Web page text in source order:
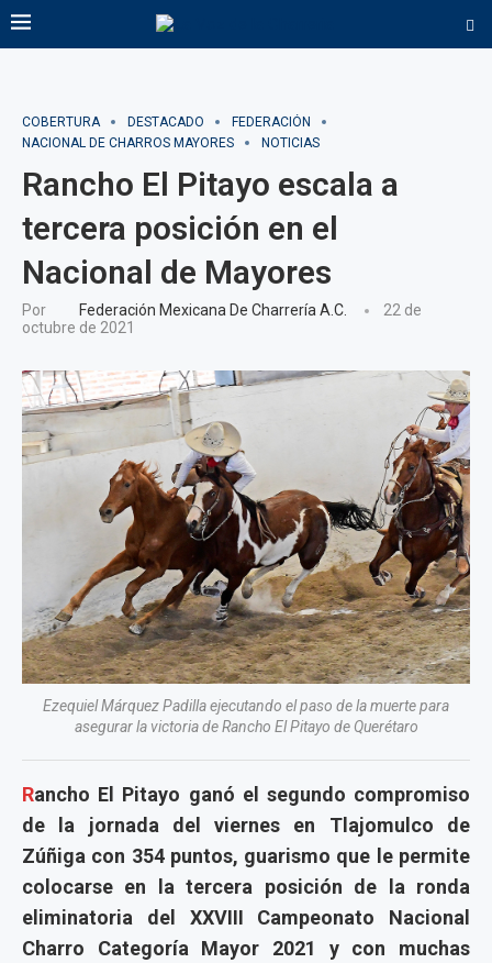
COBERTURA DESTACADO
FEDERACIÓN
NACIONAL DE CHARROS MAYORES
NOTICIAS
Rancho El Pitayo escala a
tercera posición en el
Nacional de Mayores
Por Federación Mexicana De Charrería A.C.
22 de
octubre de 2021
Ezequiel Márquez Padilla ejecutando el paso de la muerte para
asegurar la victoria de Rancho El Pitayo de Querétaro
Rancho El Pitayo ganó el segundo compromiso
de la jornada del viernes en Tlajomulco de
Zúñiga con 354 puntos, guarismo que le permite
colocarse en la tercera posición de la ronda
eliminatoria del XXVIII Campeonato Nacional
Charro Categoría Mayor 2021 y con muchas